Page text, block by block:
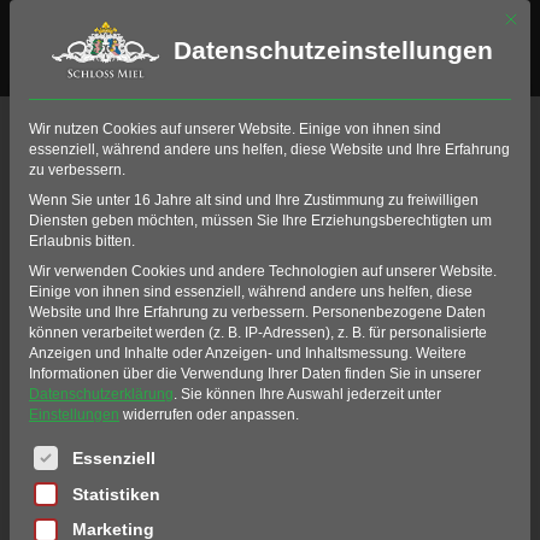
News
Home Golf
Golf-Club Schloss Miel
Mannschaften/Teams
Mannschaften News
Der News-Bereich der
Mannschaften
Willkommen in unserem Mannschaften
News-Bereich.
Bleiben Sie auf dem Laufenden und
verpassen Sie keine Neuigkeiten der
Mit
Datenschutzeinstellungen
Wir nutzen Cookies auf unserer Website. Einige von ihnen sind
essenziell, während andere uns helfen, diese Website und Ihre Erfahrung
zu verbessern.
Wenn Sie unter 16 Jahre alt sind und Ihre Zustimmung zu freiwilligen
Diensten geben möchten, müssen Sie Ihre Erziehungsberechtigten um
Erlaubnis bitten.
Wir verwenden Cookies und andere Technologien auf unserer Website.
Einige von ihnen sind essenziell, während andere uns helfen, diese
Website und Ihre Erfahrung zu verbessern. Personenbezogene Daten
können verarbeitet werden (z. B. IP-Adressen), z. B. für personalisierte
Anzeigen und Inhalte oder Anzeigen- und Inhaltsmessung. Weitere
Informationen über die Verwendung Ihrer Daten finden Sie in unserer
Datenschutzerklärung. Sie können Ihre Auswahl jederzeit unter
Einstellungen widerrufen oder anpassen.
Es folgt eine Liste der Service-Gruppen, für die eine
Essenziell
Statistiken
Marketing